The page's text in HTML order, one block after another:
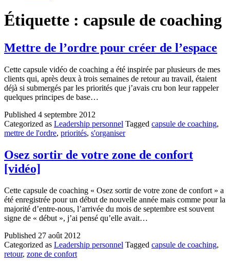
Étiquette : capsule de coaching
Mettre de l’ordre pour créer de l’espace
Cette capsule vidéo de coaching a été inspirée par plusieurs de mes
clients qui, après deux à trois semaines de retour au travail, étaient
déjà si submergés par les priorités que j’avais cru bon leur rappeler
quelques principes de base…
Published 4 septembre 2012
Categorized as Leadership personnel Tagged capsule de coaching,
mettre de l'ordre, priorités, s'organiser
Osez sortir de votre zone de confort
[vidéo]
Cette capsule de coaching « Osez sortir de votre zone de confort » a
été enregistrée pour un début de nouvelle année mais comme pour la
majorité d’entre-nous, l’arrivée du mois de septembre est souvent
signe de « début », j’ai pensé qu’elle avait…
Published 27 août 2012
Categorized as Leadership personnel Tagged capsule de coaching,
retour, zone de confort